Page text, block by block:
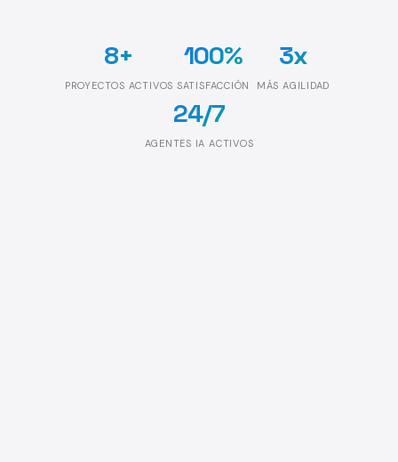
8+
PROYECTOS ACTIVOS
100%
SATISFACCIÓN
3x
MÁS AGILIDAD
24/7
AGENTES IA ACTIVOS